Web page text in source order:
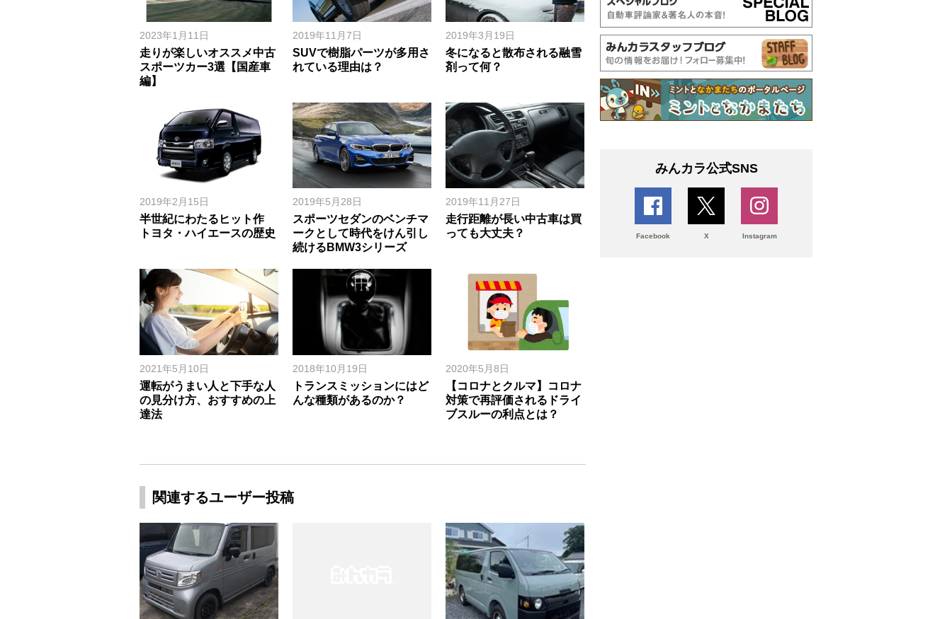
2023年1月11日
走りが楽しいオススメ中古
スポーツカー3選【国産車
編】
2019年11月7日
SUVで樹脂パーツが多用さ
れている理由は？
2019年3月19日
冬になると散布される融雪
剤って何？
2019年2月15日
半世紀にわたるヒット作
トヨタ・ハイエースの歴史
2019年5月28日
スポーツセダンのベンチマ
ークとして時代をけん引し
続けるBMW3シリーズ
2019年11月27日
走行距離が長い中古車は買
っても大丈夫？
2021年5月10日
運転がうまい人と下手な人
の見分け方、おすすめの上
達法
2018年10月19日
トランスミッションにはど
んな種類があるのか？
2020年5月8日
【コロナとクルマ】コロナ
対策で再評価されるドライ
ブスルーの利点とは？
関連するユーザー投稿
みんカラ公式SNS
Facebook X Instagram